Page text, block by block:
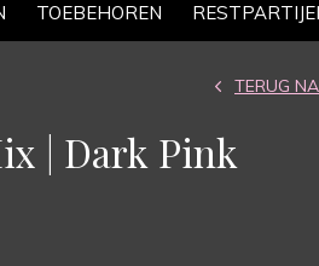
TOEBEHOREN
| Dark Pink
TERUG